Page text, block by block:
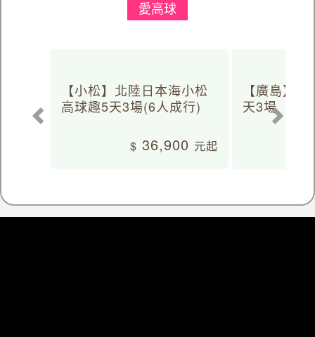
愛高球
【小松】北陸日本海小松
高球趣5天3場(6人成行)
36,900
【廣島】
天3場